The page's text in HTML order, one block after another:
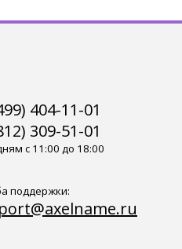
404-11-01
309-51-01
с 11:00 до 18:00
поддержки: